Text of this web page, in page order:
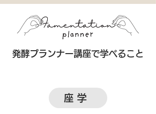
発酵プランナー講座で学べること
座学